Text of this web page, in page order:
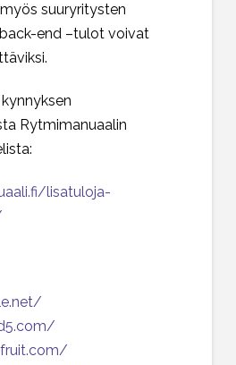
suuryritysten
end –tulot voivat
Rytmimanuaalin
lisatuloja-